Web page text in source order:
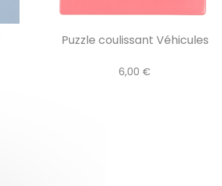
Puzzle coulissant Véhicules
6,00 €